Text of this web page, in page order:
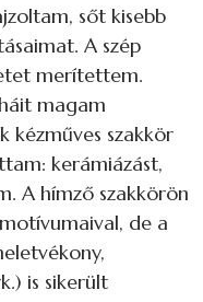
sőt kisebb
A szép
merítettem.
magam
kézműves szakkör
kerámiázást,
A hímző szakkörön
de a
is sikerült